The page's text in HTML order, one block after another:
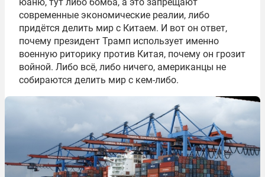
юаню, тут либо бомба, а это запрещают
современные экономические реалии, либо
придётся делить мир с Китаем. И вот он ответ,
почему президент Трамп использует именно
военную риторику против Китая, почему он грозит
войной. Либо всё, либо ничего, американцы не
собираются делить мир с кем-либо.